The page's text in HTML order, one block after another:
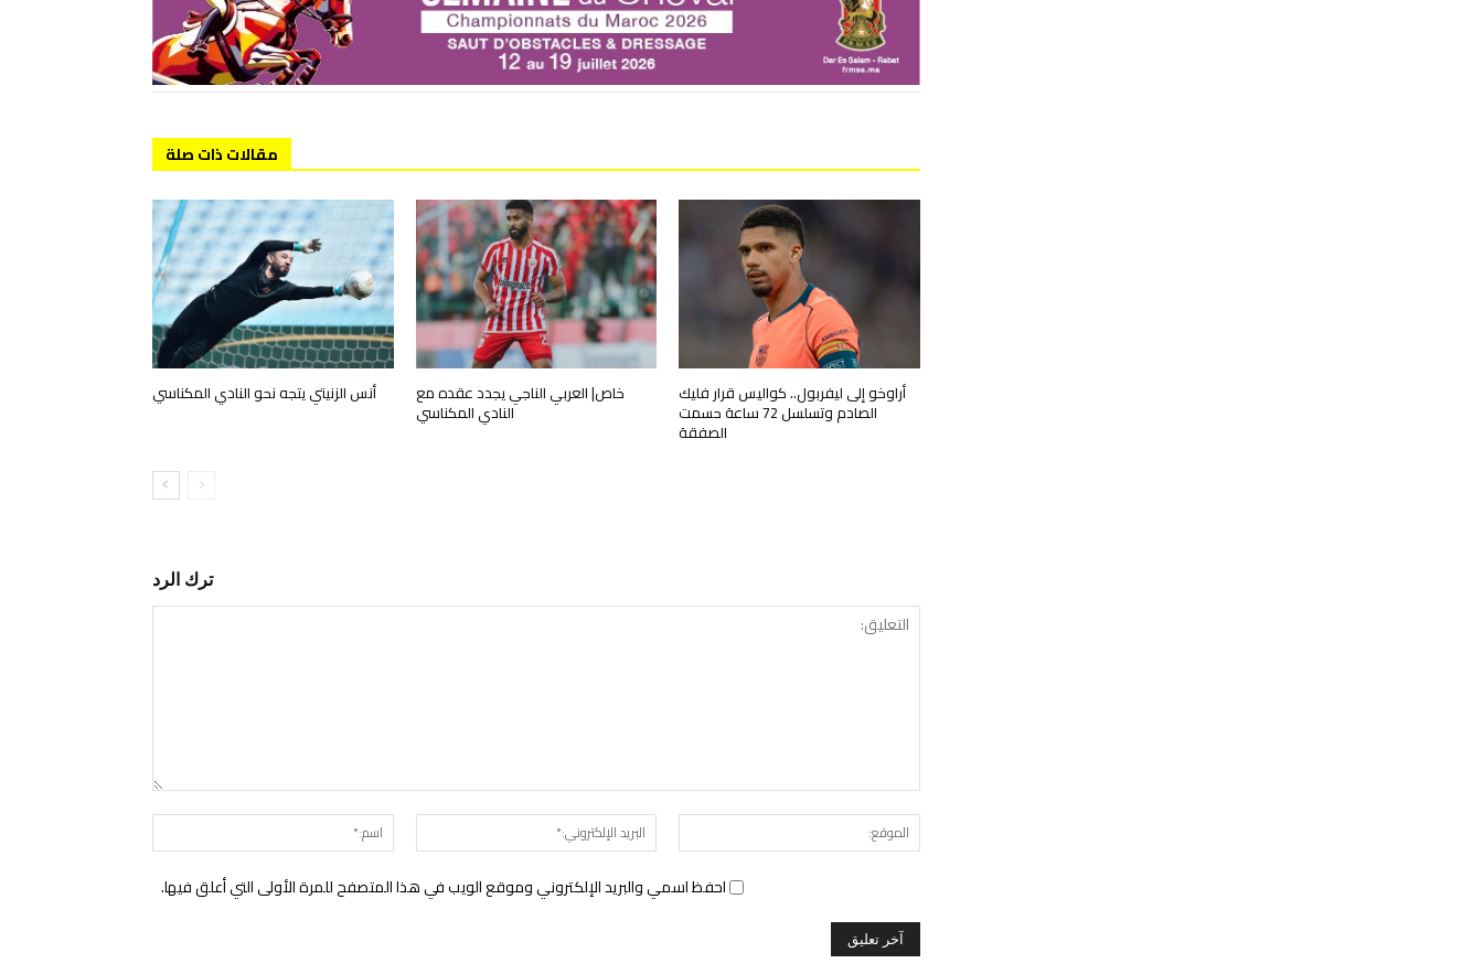
مقالات ذات صلة
أراوخو إلى ليفربول.. كواليس قرار فليك
الصادم وتسلسل 72 ساعة حسمت
الصفقة
خاص| العربي الناجي يجدد عقده مع
النادي المكناسي
أنس الزنيتي يتجه نحو النادي المكناسي
ترك الرد
التعليق:
اسم:*
البريد
الإلكتروني:*
الموقع:
احفظ اسمي والبريد الإلكتروني وموقع الويب في هذا المتصفح للمرة الأولى التي أعلق فيها.